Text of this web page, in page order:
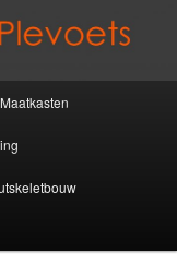
Maatkasten